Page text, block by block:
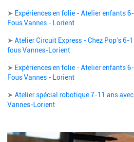
➤ Expériences en folie - Atelier enfants
Fous Vannes - Lorient
➤ Atelier Circuit Express - Chez Pop's 6-
fous Vannes-Lorient
➤ Expériences en folie - Atelier enfants
Fous Vannes - Lorient
➤ Atelier spécial robotique 7-11 ans
Vannes-Lorient
Image